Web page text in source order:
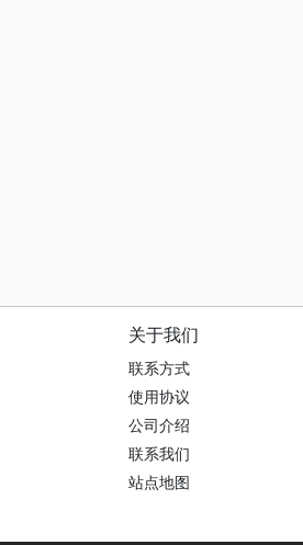
关于我们
联系方式
使用协议
公司介绍
联系我们
站点地图